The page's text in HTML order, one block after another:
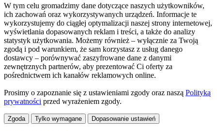
W tym celu gromadzimy dane dotyczące naszych użytkowników,
ich zachowań oraz wykorzystywanych urządzeń. Informacje te
wykorzystujemy do ciągłej optymalizacji naszej strony internetowej,
wyświetlania dopasowanych reklam i treści, a także do analizy
statystyk użytkowania. Możemy również – wyłącznie za Twoją
zgodą i pod warunkiem, że sam korzystasz z usług danego
dostawcy – porównywać zaszyfrowane dane z danymi
zewnętrznych partnerów, aby prezentować Ci oferty za
pośrednictwem ich kanałów reklamowych online.
Prosimy o zapoznanie się z ustawieniami zgody oraz naszą Polityką
prywatności przed wyrażeniem zgody.
Zgoda Tylko wymagane Dopasowanie ustawień